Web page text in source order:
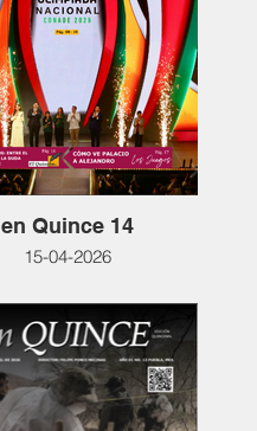
en Quince 14
15-04-2026